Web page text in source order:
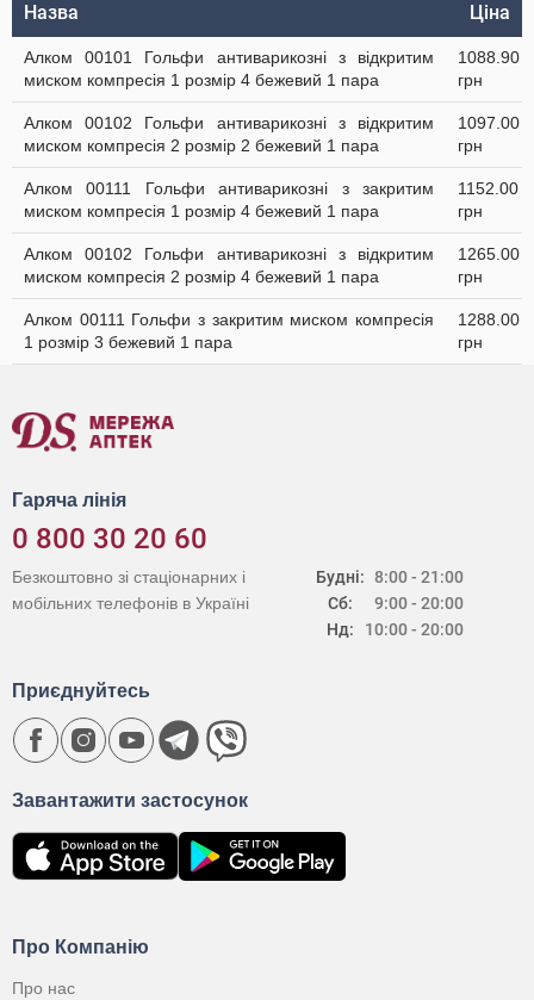
Назва Ціна
Алком 00101 Гольфи антиварикозні з відкритим
миском компресія 1 розмір 4 бежевий 1 пара
1088.90
грн
Алком 00102 Гольфи антиварикозні з відкритим
миском компресія 2 розмір 2 бежевий 1 пара
1097.00
грн
Алком 00111 Гольфи антиварикозні з закритим
миском компресія 1 розмір 4 бежевий 1 пара
1152.00
грн
Алком 00102 Гольфи антиварикозні з відкритим
миском компресія 2 розмір 4 бежевий 1 пара
1265.00
грн
Алком 00111 Гольфи з закритим миском компресія
1 розмір 3 бежевий 1 пара
1288.00
грн
Гаряча лінія
0 800 30 20 60
Будні:
Сб:
Нд:
8:00 - 21:00
9:00 - 20:00
10:00 - 20:00
Безкоштовно зі стаціонарних і
мобільних телефонів в Україні
Про Компанію
Про нас
Завантажити застосунок
Приєднуйтесь